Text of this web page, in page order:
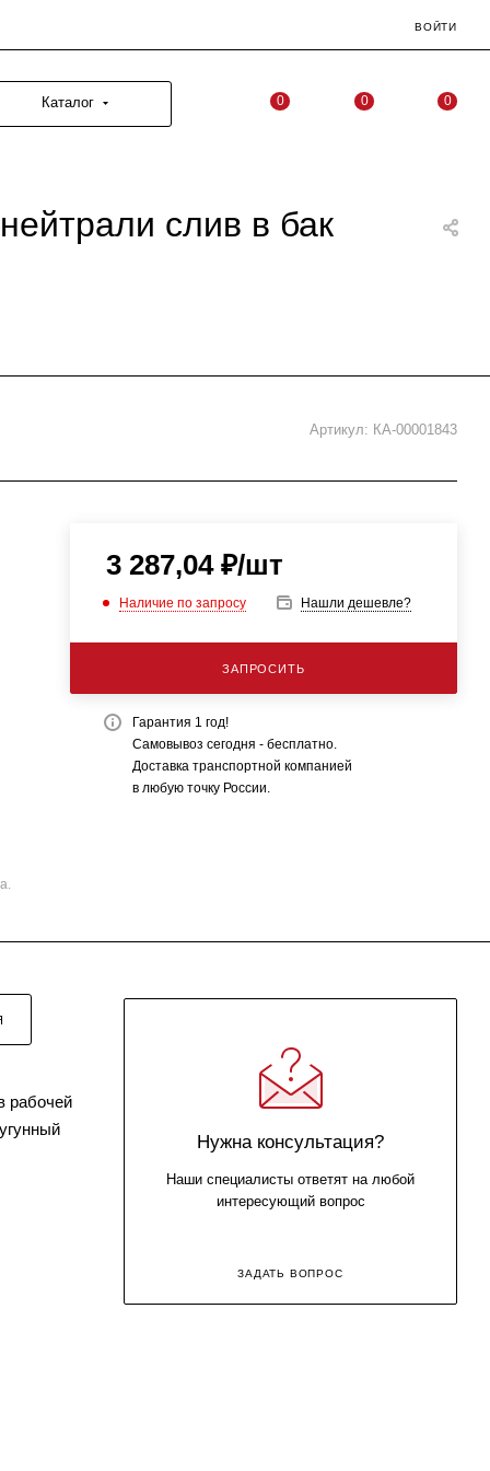
ВОЙТИ
Каталог 0 0 0
слив в бак
Артикул: КА-00001843
3 287,04₽/шт
Наличие по запросу Нашли дешевле?
ЗАПРОСИТЬ
Гарантия 1 год!
Самовывоз сегодня - бесплатно.
Доставка транспортной компанией
в любую точку России.
рабочей
Нужна консультация?
Наши специалисты ответят на любой
интересующий вопрос
ЗАДАТЬ ВОПРОС